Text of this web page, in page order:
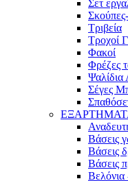
Σετ
Τριβεία
Τροχοί
Φακοί
Φρέζες
Σέγες
Βάσεις
Βάσεις
Βάσεις